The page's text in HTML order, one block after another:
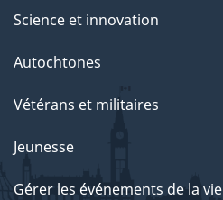
Science et innovation
Autochtones
Vétérans et militaires
Jeunesse
Gérer les événements de la vie